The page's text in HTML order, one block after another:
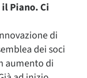
Piano. Ci
di
dei soci
aumento di